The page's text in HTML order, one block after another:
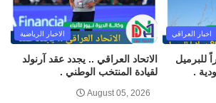
اخبار العراقي
80 دولاراً للبرميل
.
الاخبار الرياضية
الاتحاد العراقي .. يجدد عقد آرنولد
لقيادة المنتخب الوطني .
August 05, 2026